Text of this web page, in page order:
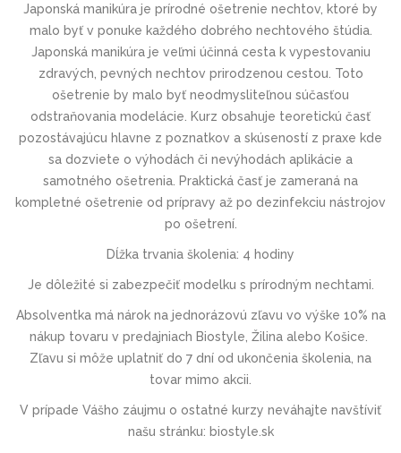
Japonská manikúra je prírodné ošetrenie nechtov, ktoré by
malo byť v ponuke každého dobrého nechtového štúdia.
Japonská manikúra je veľmi účinná cesta k vypestovaniu
zdravých, pevných nechtov prirodzenou cestou. Toto
ošetrenie by malo byť neodmysliteľnou súčasťou
odstraňovania modelácie. Kurz obsahuje teoretickú časť
pozostávajúcu hlavne z poznatkov a skúseností z praxe kde
sa dozviete o výhodách či nevýhodách aplikácie a
samotného ošetrenia. Praktická časť je zameraná na
kompletné ošetrenie od prípravy až po dezinfekciu nástrojov
po ošetrení.
Dĺžka trvania školenia: 4 hodiny
Je dôležité si zabezpečiť modelku s prírodným nechtami.
Absolventka má nárok na jednorázovú zľavu vo výške 10% na
nákup tovaru v predajniach Biostyle, Žilina alebo Košice.
Zľavu si môže uplatniť do 7 dní od ukončenia školenia, na
tovar mimo akcii.
V prípade Vášho záujmu o ostatné kurzy neváhajte navštíviť
našu stránku: biostyle.sk